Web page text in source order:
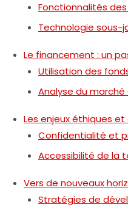
Fonctionnalités
Technologie sous-
Le financement : un
Utilisation des
Analyse du
Les enjeux éthiques
Confidentialité et
Accessibilité de la
Vers de nouveaux
Stratégies de